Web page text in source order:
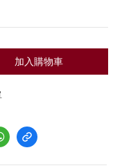
加入購物車